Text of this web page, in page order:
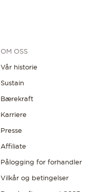
OM OSS
Vår historie
Sustain
Bærekraft
Karriere
Presse
Affiliate
Pålogging for forhandler
Vilkår og betingelser